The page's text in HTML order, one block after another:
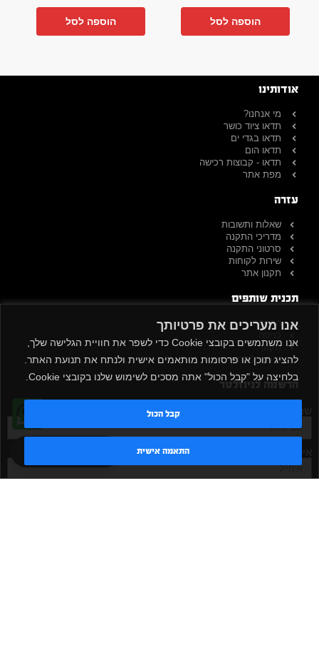
אנו מעריכים את פרטיותך
אנו משתמשים בקובצי Cookie כדי לשפר את חוויית הגלישה שלך,
להציג תוכן או פרסומות מותאמים אישית ולנתח את תנועת האתר.
בלחיצה על "קבל הכול" אתה מסכים לשימוש שלנו בקובצי Cookie.
התאמה אישית
קבל הכול
הוספה לסל הוספה לסל
אודותינו
מי אנחנו?
תדאו ציוד כושר
תדאו בגדי ים
תדאו הום
תדאו - קבוצות רכישה
מפת אתר
עזרה
שאלות ותשובות
מדריכי התקנה
סרטוני התקנה
שירות לקוחות
תקנון אתר
תכנית שותפים
הרשמה
תקנון
שירות לקוחות
הרשמה לניוזלטר
שם מלא
אימייל